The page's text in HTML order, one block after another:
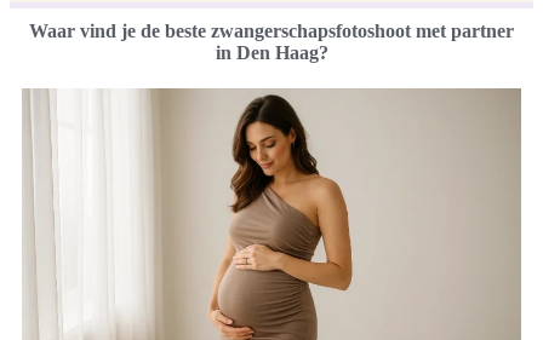
Waar vind je de beste zwangerschapsfotoshoot met partner
in Den Haag?